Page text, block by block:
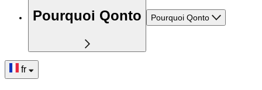
Pourquoi Qonto Pourquoi Qonto
fr